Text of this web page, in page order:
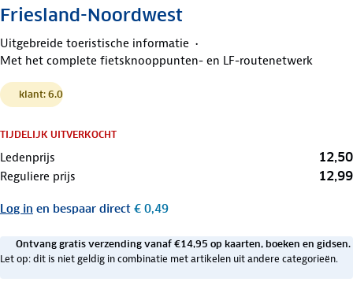
Friesland-Noordwest
Uitgebreide toeristische informatie
Met het complete fietsknooppunten- en LF-routenetwerk
klant: 6.0
TIJDELIJK UITVERKOCHT
Ledenprijs 12,50
Reguliere prijs 12,99
Log in en bespaar direct € 0,49
Ontvang gratis verzending vanaf €14,95 op kaarten, boeken en gidsen.
Let op: dit is niet geldig in combinatie met artikelen uit andere categorieën.